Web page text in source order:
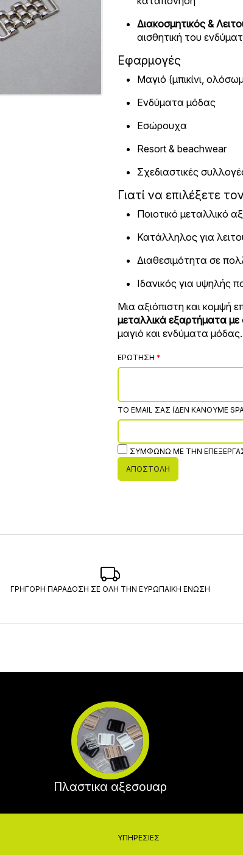
Διακοσμητικός &
αισθητική του
Εφαρμογές
Μαγιό (μπικίνι,
Ενδύματα μόδας
Εσώρουχα
Resort & beachwear
Σχεδιαστικές
Γιατί να επιλέξετε
Ποιοτικό μεταλλικό
Κατάλληλος για
Διαθεσιμότητα σε
Ιδανικός για υψηλής
Μια αξιόπιστη και κομψή
μεταλλικά εξαρτήματα
μαγιό και ενδύματα μόδας.
ΕΡΏΤΗΣΗ
ΤΟ EMAIL ΣΑΣ (ΔΕΝ ΚΆΝΟΥΜΕ
ΣΥΜΦΩΝΏ ΜΕ ΤΗΝ
ΑΠΟΣΤΟΛΉ
ΓΡΗΓΟΡΗ ΠΑΡΑΔΟΣΗ ΣΕ ΟΛΗ ΤΗΝ ΕΥΡΩΠΑΙΚΗ ΕΝΩΣΗ
Πλαστικα αξεσουαρ
ΥΠΗΡΕΣΊΕΣ